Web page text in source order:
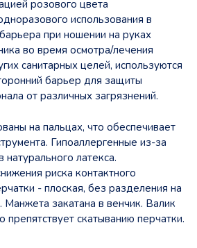
розового цвета
использования в
при ношении на руках
во время осмотра/лечения
санитарных целей, используются
барьер для защиты
от различных загрязнений.
на пальцах, что обеспечивает
Гипоаллергенные из-за
натурального латекса.
риска контактного
- плоская, без разделения на
закатана в венчик. Валик
препятствует скатыванию перчатки.